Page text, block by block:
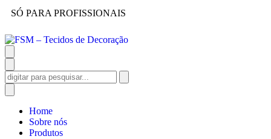
SÓ PARA PROFISSIONAIS
Home
Sobre nós
Produtos